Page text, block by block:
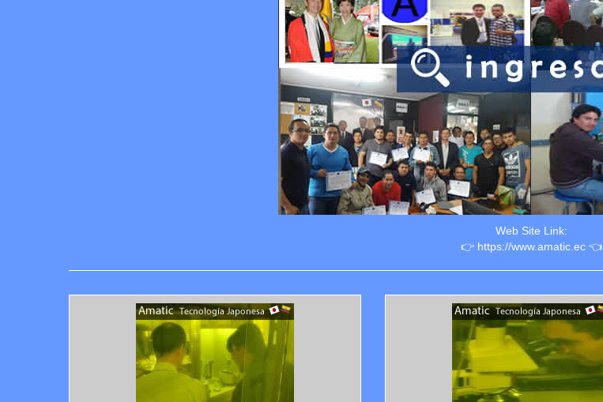
Web Site Link:
👉 https://www.amatic.ec 👈